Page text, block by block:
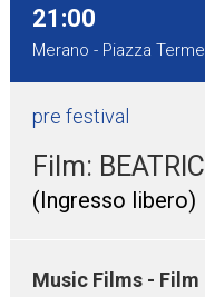
21:00
Merano - Piazza Terme
pre festival
Film:
(Ingresso libero)
Music Films -